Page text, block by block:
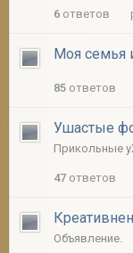
6 ответов
Моя семья
85 ответов
Ушастые
Прикольные
47 ответов
Объявление.